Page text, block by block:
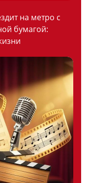
на метро с
бумагой: